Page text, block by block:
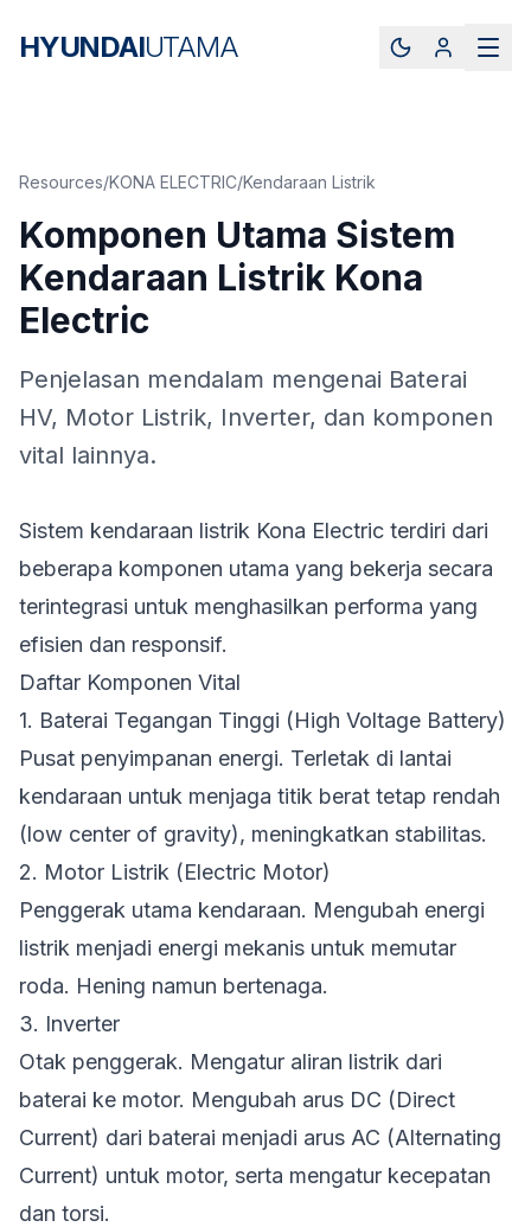
HYUNDAIUTAMA
Resources/KONA ELECTRIC/Kendaraan Listrik
Komponen Utama Sistem
Kendaraan Listrik Kona
Electric
Penjelasan mendalam mengenai Baterai
HV, Motor Listrik, Inverter, dan komponen
vital lainnya.
Sistem kendaraan listrik Kona Electric terdiri dari
beberapa komponen utama yang bekerja secara
terintegrasi untuk menghasilkan performa yang
efisien dan responsif.
Daftar Komponen Vital
1. Baterai Tegangan Tinggi (High Voltage Battery)
Pusat penyimpanan energi. Terletak di lantai
kendaraan untuk menjaga titik berat tetap rendah
(low center of gravity), meningkatkan stabilitas.
2. Motor Listrik (Electric Motor)
Penggerak utama kendaraan. Mengubah energi
listrik menjadi energi mekanis untuk memutar
roda. Hening namun bertenaga.
3. Inverter
Otak penggerak. Mengatur aliran listrik dari
baterai ke motor. Mengubah arus DC (Direct
Current) dari baterai menjadi arus AC (Alternating
Current) untuk motor, serta mengatur kecepatan
dan torsi.